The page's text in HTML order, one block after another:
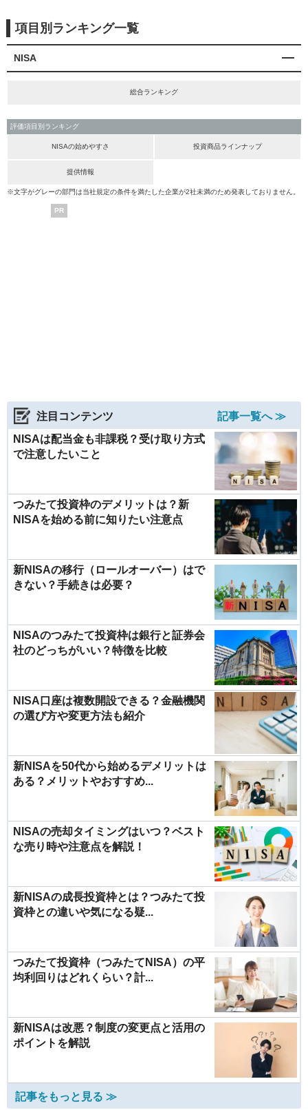
項目別ランキング一覧
NISA
総合ランキング
評価項目別ランキング
NISAの始めやすさ 投資商品ラインナップ
提供情報
※文字がグレーの部門は当社規定の条件を満たした企業が2社未満のため発表しておりません。
PR
注目コンテンツ
記事一覧へ ≫
NISAは配当金も非課税？受け取り方式
で注意したいこと
つみたて投資枠のデメリットは？新
NISAを始める前に知りたい注意点
新NISAの移行（ロールオーバー）はで
きない？手続きは必要？
NISAのつみたて投資枠は銀行と証券会
社のどっちがいい？特徴を比較
NISA口座は複数開設できる？金融機関
の選び方や変更方法も紹介
新NISAを50代から始めるデメリットは
ある？メリットやおすすめ...
NISAの売却タイミングはいつ？ベスト
な売り時や注意点を解説！
新NISAの成長投資枠とは？つみたて投
資枠との違いや気になる疑...
つみたて投資枠（つみたてNISA）の平
均利回りはどれくらい？計...
新NISAは改悪？制度の変更点と活用の
ポイントを解説
記事をもっと見る ≫